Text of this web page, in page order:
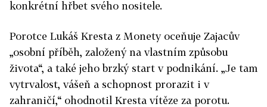
konkrétní hřbet svého nositele.
Porotce Lukáš Kresta z Monety oceňuje Zajacův
„osobní příběh, založený na vlastním způsobu
života“, a také jeho brzký start v podnikání. „Je tam
vytrvalost, vášeň a schopnost prorazit i v
zahraničí,“ ohodnotil Kresta vítěze za porotu.